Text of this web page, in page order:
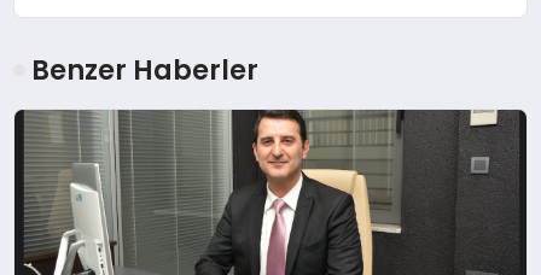
Benzer Haberler